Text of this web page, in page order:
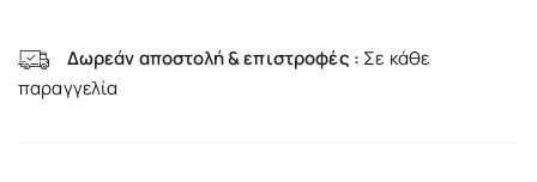
Δωρεάν αποστολή & επιστροφές : Σε κάθε
παραγγελία